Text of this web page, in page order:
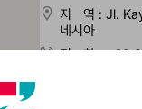
지 역 : Jl.
네시아
전 화 : +62